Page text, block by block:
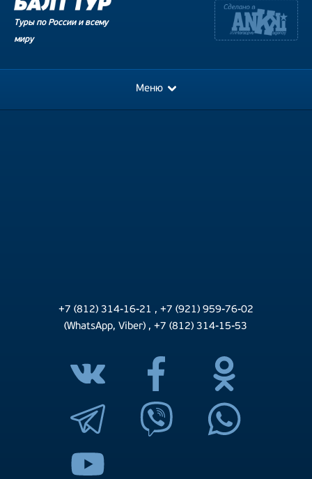
Туры по России и всему
миру
Меню
+7 (812) 314-16-21 , +7 (921) 959-76-02
(WhatsApp, Viber) ,+7 (812) 314-15-53